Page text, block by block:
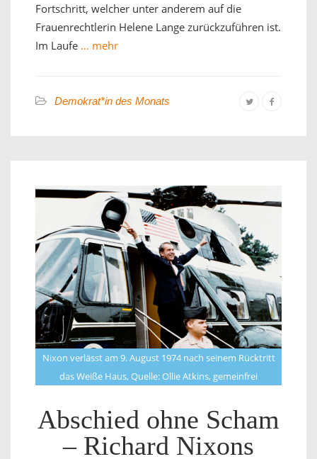
Fortschritt, welcher unter anderem auf die
Frauenrechtlerin Helene Lange zurückzuführen ist.
Im Laufe … mehr
Demokrat*in des Monats
Nixon verlässt am 9. August 1974 nach seinem Rücktritt
das Weiße Haus, Quelle: Ollie Atkins, gemeinfrei
Abschied ohne Scham
– Richard Nixons